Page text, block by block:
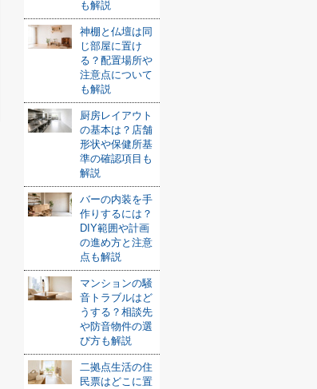
も解説
神棚と仏壇は同
じ部屋に置け
る？配置場所や
注意点について
も解説
厨房レイアウト
の基本は？店舗
形状や保健所基
準の確認項目も
解説
バーの内装を手
作りするには？
DIY範囲や計画
の進め方と注意
点も解説
マンションの騒
音トラブルはど
うする？相談先
や防音物件の選
び方も解説
二拠点生活の住
民票はどこに置